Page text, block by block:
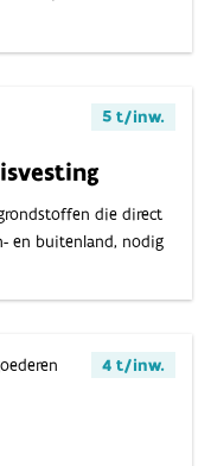
5 t/inw.
die direct
en buitenland, nodig
4 t/inw.